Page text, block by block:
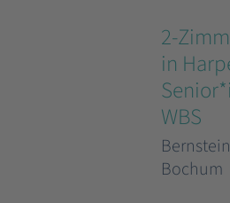
2-
in
WBS
Bochum